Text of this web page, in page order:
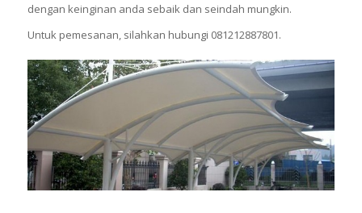
dengan keinginan anda sebaik dan seindah mungkin.
Untuk pemesanan, silahkan hubungi 081212887801.